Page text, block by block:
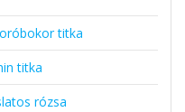
titka
titka
rózsa